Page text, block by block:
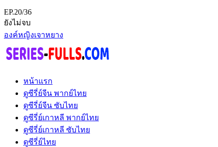
EP.20/36
ยังไม่จบ
องค์หญิงเจาหยาง
หน้าแรก
ดูซีรี่ย์จีน พากย์ไทย
ดูซีรี่ย์จีน ซับไทย
ดูซีรี่ย์เกาหลี พากย์ไทย
ดูซีรี่ย์เกาหลี ซับไทย
ดูซีรี่ย์ไทย